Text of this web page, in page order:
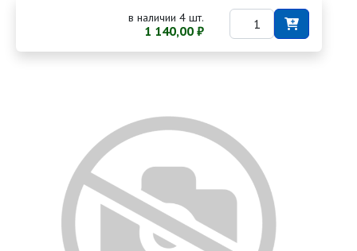
в наличии 4 шт.
1 140,00 ₽